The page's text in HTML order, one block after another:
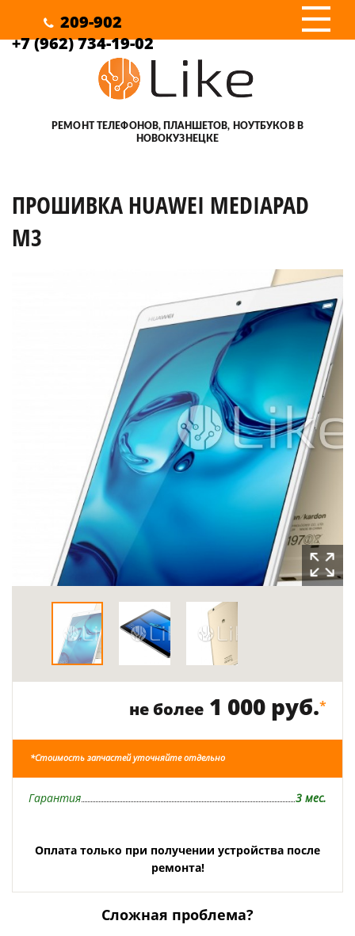
209-902
+7 (962) 734-19-02
III
РЕМОНТ ТЕЛЕФОНОВ, ПЛАНШЕТОВ, НОУТБУКОВ В
НОВОКУЗНЕЦКЕ
ПРОШИВКА HUAWEI MEDIAPAD
M3
не более 1 000 руб.*
*Стоимость запчастей уточняйте отдельно
Гарантия 3 мес.
Оплата только при получении устройства после
ремонта!
Сложная проблема?